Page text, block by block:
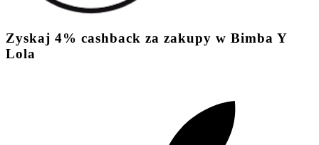
Zyskaj 4% cashback za zakupy w Bimba Y
Lola